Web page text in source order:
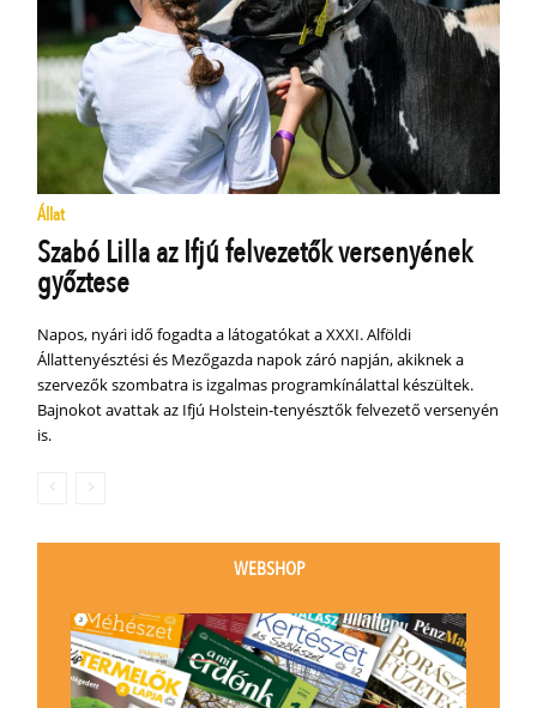
Állat
Szabó Lilla az Ifjú felvezetők versenyének
győztese
Napos, nyári idő fogadta a látogatókat a XXXI. Alföldi
Állattenyésztési és Mezőgazda napok záró napján, akiknek a
szervezők szombatra is izgalmas programkínálattal készültek.
Bajnokot avattak az Ifjú Holstein-tenyésztők felvezető versenyén
is.
WEBSHOP